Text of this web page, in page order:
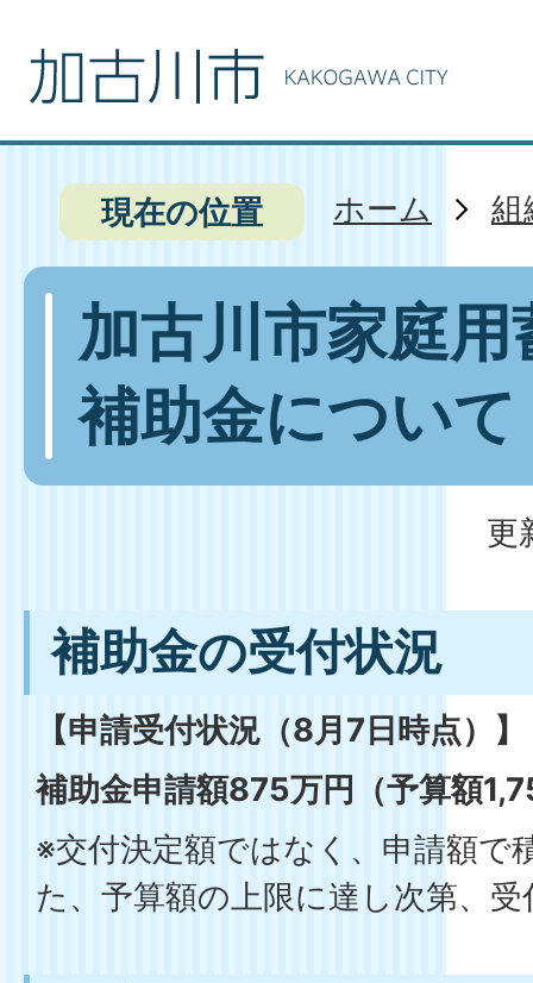
現在の位置 ホーム 組
加古川市家庭
補助金について
更
補助金の受付状況
【申請受付状況（8月7日時点）】
補助金申請額875万円（予算額
※交付決定額ではなく、申請額で
た、予算額の上限に達し次第、